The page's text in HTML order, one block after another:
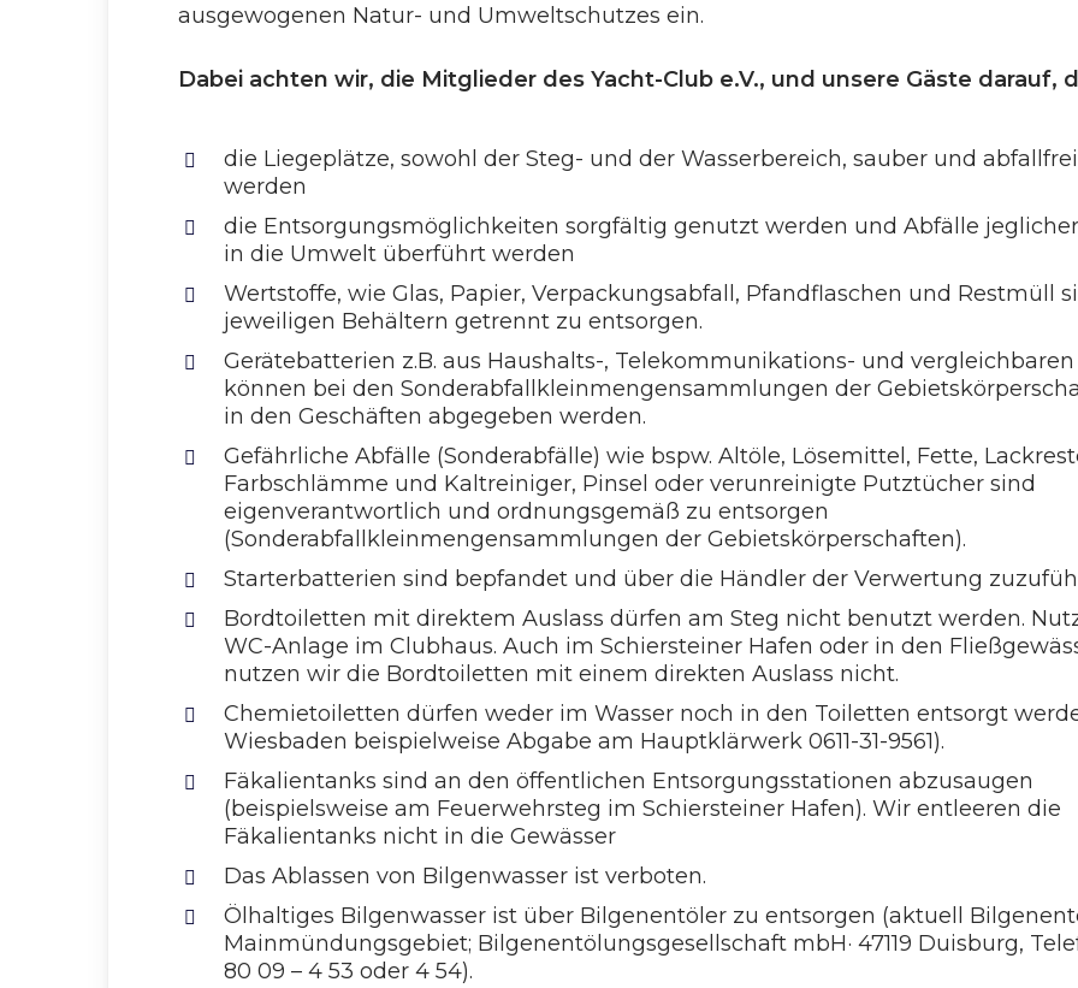
ausgewogenen Natur- und Umweltschutzes ein.
Dabei achten wir, die Mitglieder des Yacht-Club e.V., und unsere Gäste darauf,
die Liegeplätze, sowohl der Steg- und der Wasserbereich, sauber und
werden
die Entsorgungsmöglichkeiten sorgfältig genutzt werden und Abfälle
in die Umwelt überführt werden
Wertstoffe, wie Glas, Papier, Verpackungsabfall, Pfandflaschen und Restmüll
jeweiligen Behältern getrennt zu entsorgen.
Gerätebatterien z.B. aus Haushalts-, Telekommunikations- und
können bei den Sonderabfallkleinmengensammlungen der
in den Geschäften abgegeben werden.
Gefährliche Abfälle (Sonderabfälle) wie bspw. Altöle, Lösemittel, Fette,
Farbschlämme und Kaltreiniger, Pinsel oder verunreinigte Putztücher sind
eigenverantwortlich und ordnungsgemäß zu entsorgen
(Sonderabfallkleinmengensammlungen der Gebietskörperschaften).
Starterbatterien sind bepfandet und über die Händler der Verwertung
Bordtoiletten mit direktem Auslass dürfen am Steg nicht benutzt werden.
WC-Anlage im Clubhaus. Auch im Schiersteiner Hafen oder in den
nutzen wir die Bordtoiletten mit einem direkten Auslass nicht.
Chemietoiletten dürfen weder im Wasser noch in den Toiletten entsorgt
Wiesbaden beispielweise Abgabe am Hauptklärwerk 0611-31-9561).
Fäkalientanks sind an den öffentlichen Entsorgungsstationen abzusaugen
(beispielsweise am Feuerwehrsteg im Schiersteiner Hafen). Wir entleeren die
Fäkalientanks nicht in die Gewässer
Das Ablassen von Bilgenwasser ist verboten.
Ölhaltiges Bilgenwasser ist über Bilgenentöler zu entsorgen (aktuell
Mainmündungsgebiet; Bilgenentölungsgesellschaft mbH· 47119 Duisburg,
80 09 – 4 53 oder 4 54).